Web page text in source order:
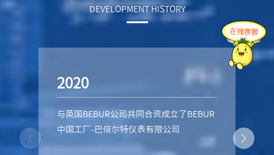
DEVELOPMENT HISTORY
2020
与英国BEBUR公司共同合资成立了BEBUR
中国工厂-巴倍尔特仪表有限公司